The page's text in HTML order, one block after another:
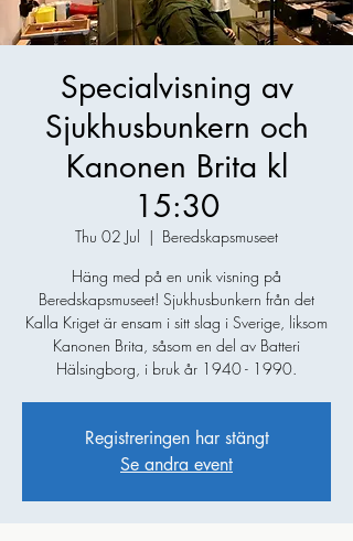
Specialvisning av
Sjukhusbunkern och
Kanonen Brita kl
15:30
Thu 02 Jul
  |
Beredskapsmuseet
Häng med på en unik visning på
Beredskapsmuseet! Sjukhusbunkern från det
Kalla Kriget är ensam i sitt slag i Sverige, liksom
Kanonen Brita, såsom en del av Batteri
Hälsingborg, i bruk år 1940 - 1990.
Registreringen har stängt
Se andra event